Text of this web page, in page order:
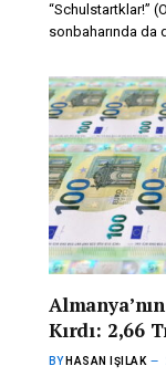
“Schulstartklar!”
sonbaharında da
Kırdı: 2,66
BY HASAN IŞILAK